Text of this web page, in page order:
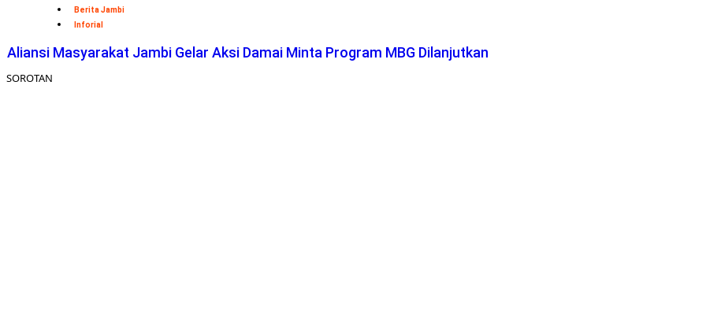
Berita Jambi
Inforial
Aliansi Masyarakat Jambi Gelar Aksi Damai Minta Program MBG Dilanjutkan
SOROTAN